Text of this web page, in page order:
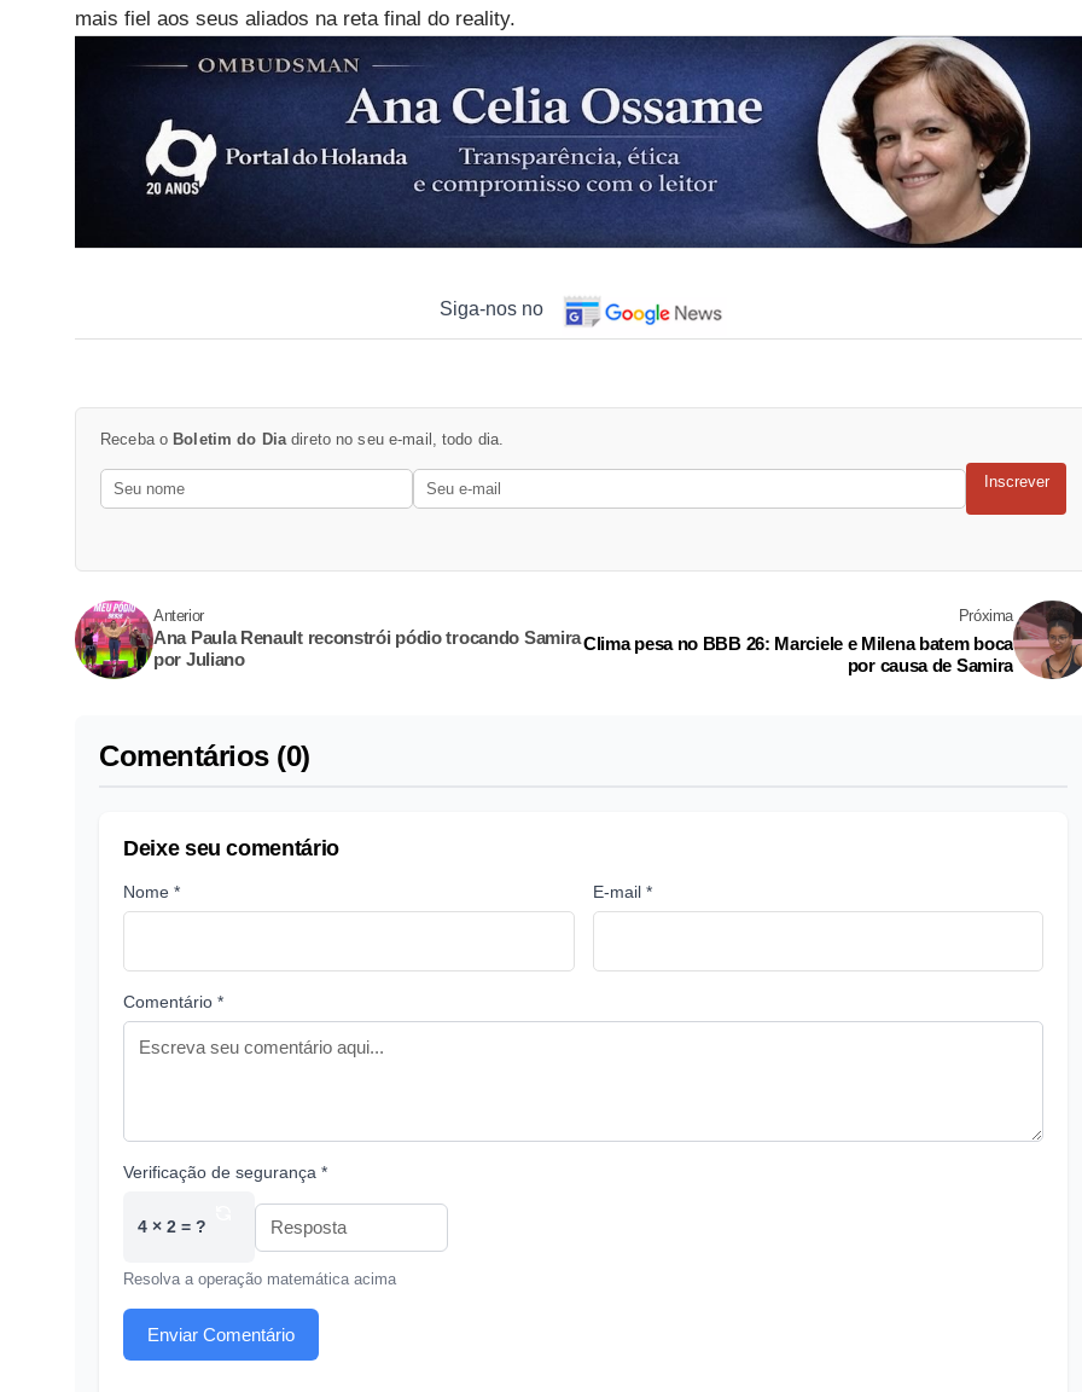
mais fiel aos seus aliados na reta final do reality.
Siga-nos no
Receba o Boletim do Diadireto no seu e-mail, todo dia.
Inscrever
Anterior
Ana Paula Renault reconstrói pódio trocando Samira
por Juliano
Próxima
Clima pesa no BBB 26: Marciele e Milena batem boca
por causa de Samira
Comentários (0)
Deixe seu comentário
Nome * E-mail *
Comentário *
Verificação de segurança *
4 × 2 = ?
Resolva a operação matemática acima
Enviar Comentário